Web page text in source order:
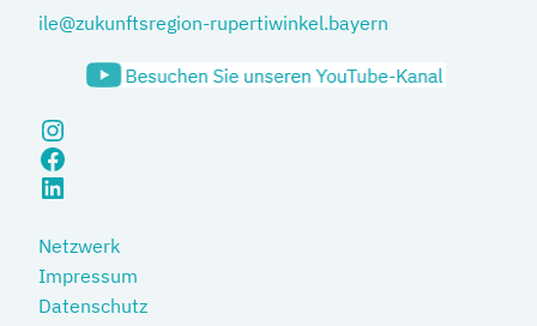
ile@zukunftsregion-rupertiwinkel.bayern
Instagram
Facebook
LinkedIn
Netzwerk
Impressum
Datenschutz